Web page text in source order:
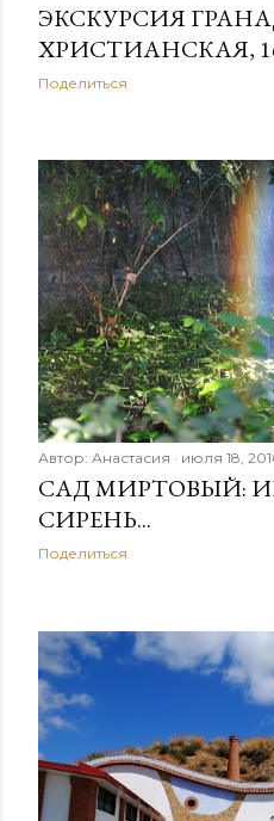
ЭКСКУРСИЯ
ХРИСТИАНСКАЯ,
Поделиться
Автор: Анастасия июля 18,
САД МИРТОВЫЙ:
СИРЕНЬ...
Поделиться